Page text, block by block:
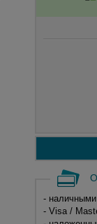
- наличными
- Visa /